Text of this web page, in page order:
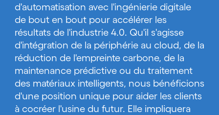
d'automatisation avec l'ingénierie digitale
de bout en bout pour accélérer les
résultats de l'industrie 4.0. Qu'il s'agisse
d'intégration de la périphérie au cloud, de la
réduction de l'empreinte carbone, de la
maintenance prédictive ou du traitement
des matériaux intelligents, nous bénéficions
d'une position unique pour aider les clients
à cocréer l'usine du futur. Elle impliquera